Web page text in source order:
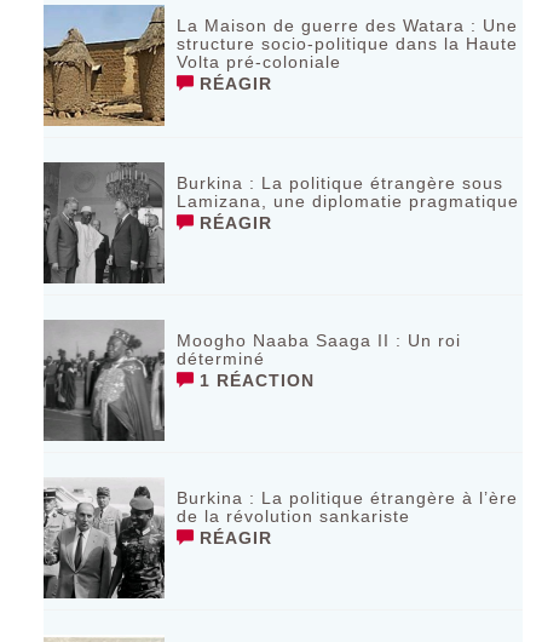
La Maison de guerre des Watara : Une
structure socio-politique dans la Haute
Volta pré-coloniale
RÉAGIR
Burkina : La politique étrangère sous
Lamizana, une diplomatie pragmatique
RÉAGIR
Moogho Naaba Saaga II : Un roi
déterminé
1 RÉACTION
Burkina : La politique étrangère à l’ère
de la révolution sankariste
RÉAGIR